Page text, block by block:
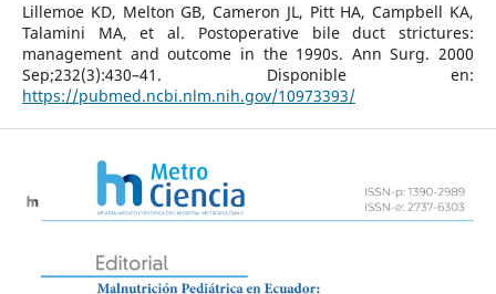
Lillemoe KD, Melton GB, Cameron JL, Pitt HA, Campbell KA,
Talamini MA, et al. Postoperative bile duct strictures:
management and outcome in the 1990s. Ann Surg. 2000
Sep;232(3):430–41. Disponible en:
https://pubmed.ncbi.nlm.nih.gov/10973393/